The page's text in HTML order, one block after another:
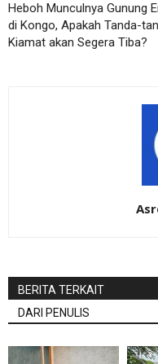
Heboh Munculnya Gunung
di Kongo, Apakah Tanda-
Kiamat akan Segera Tiba?
BERITA TERKAIT
DARI PENULIS